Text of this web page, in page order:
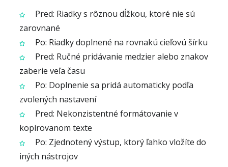
Pred: Riadky s rôznou dĺžkou, ktoré nie sú
zarovnané
Po: Riadky doplnené na rovnakú cieľovú šírku
Pred: Ručné pridávanie medzier alebo znakov
zaberie veľa času
Po: Doplnenie sa pridá automaticky podľa
zvolených nastavení
Pred: Nekonzistentné formátovanie v
kopírovanom texte
Po: Zjednotený výstup, ktorý ľahko vložíte do
iných nástrojov